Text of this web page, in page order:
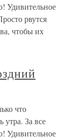
Удивительное
рвутся
чтобы их
что
утра. За все
Удивительное